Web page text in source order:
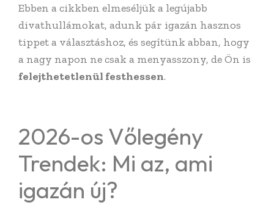
Ebben a cikkben elmeséljük a legújabb
divathullámokat, adunk pár igazán hasznos
tippet a választáshoz, és segítünk abban, hogy
a nagy napon ne csak a menyasszony, de Ön is
felejthetetlenül festhessen.
2026-os Vőlegény
Trendek: Mi az, ami
igazán új?